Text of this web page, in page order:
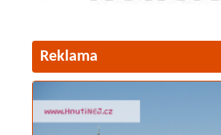
Reklama